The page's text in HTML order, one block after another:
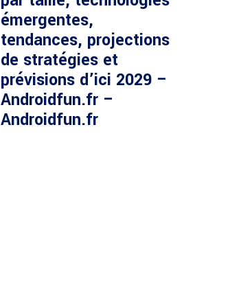
émergentes,
tendances, projections
de stratégies et
prévisions d’ici 2029 –
Androidfun.fr –
Androidfun.fr